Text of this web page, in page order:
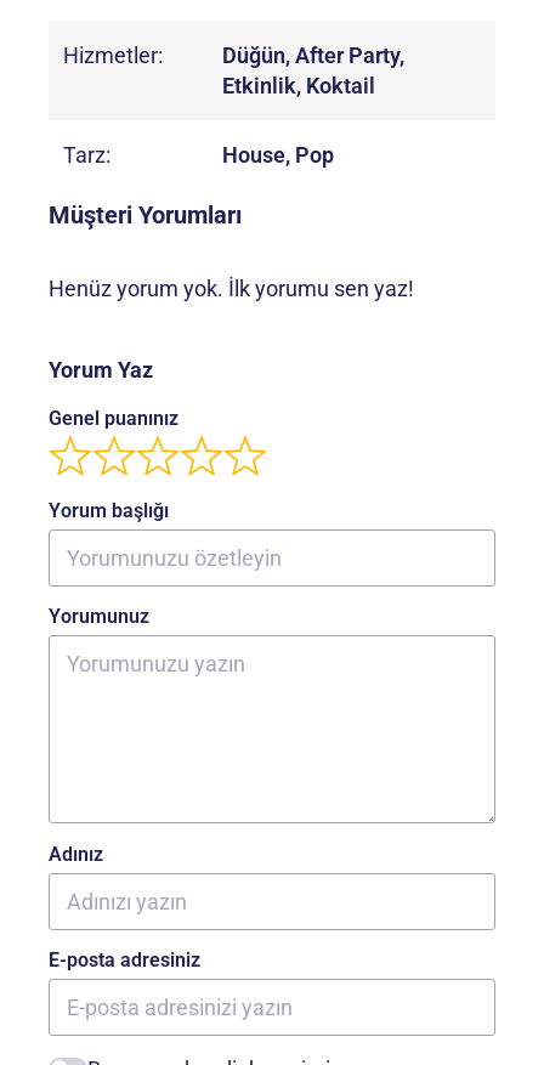
Hizmetler:
Düğün, After Party,
Etkinlik, Koktail
Tarz: House, Pop
Müşteri Yorumları
Henüz yorum yok. İlk yorumu sen yaz!
Yorum Yaz
Genel puanınız
Yorum başlığı
Yorumunuz
Adınız
E-posta adresiniz